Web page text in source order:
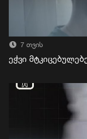
7 თვის
ეჭვი